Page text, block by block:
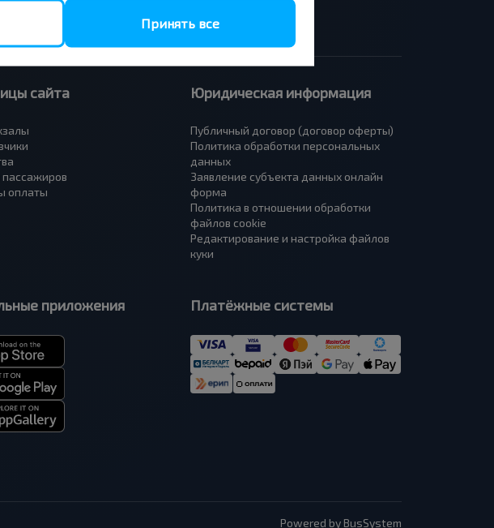
сайта
оплаты
Юридическая информация
Публичный договор (договор оферты)
Политика обработки персональных
данных
Заявление субъекта данных онлайн
форма
Политика в отношении обработки
файлов cookie
Редактирование и настройка файлов
куки
приложения Платёжные системы
Powered by BusSystem
Принять все